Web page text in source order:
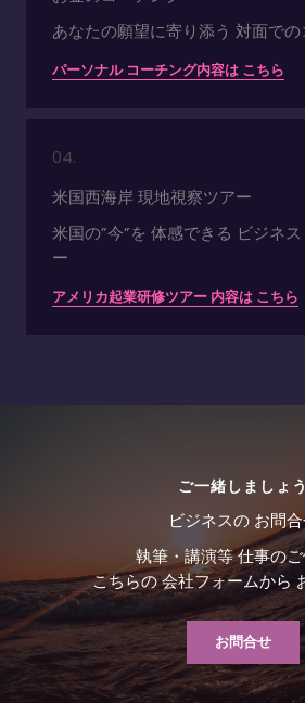
あなたの願望に寄り添う 対面で
パーソナル コーチング内容は こちら
04.
米国西海岸 現地視察ツアー
米国の”今”を 体感できる ビジネ
ー
アメリカ起業研修ツアー 内容は こちら
ご一緒しましょう
ビジネスの お問
執筆・講演等 仕事の
こちらの 会社フォームから
お問合せ